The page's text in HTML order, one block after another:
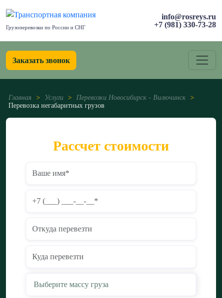
Грузоперевозки по России и СНГ
info@rosreys.ru
+7 (981) 330-73-28
Заказать звонок
Главная > Услуги > Перевозки Новосибирск - Вилючинск
>
Перевозка негабаритных грузов
Рассчет стоимости
Выберите массу груза